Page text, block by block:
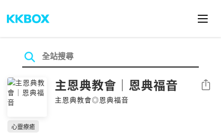
主恩典教會｜恩典福音
主恩典教會◎恩典福音
分享
心靈療癒